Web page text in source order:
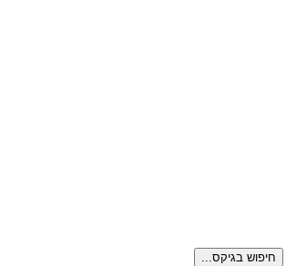
חיפוש בגיקס...